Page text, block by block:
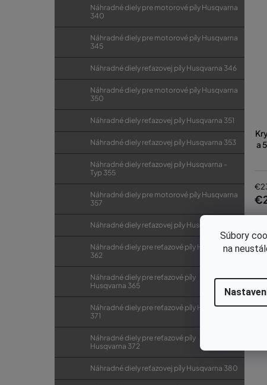
Súbory
na
Náhradné diely pre motorové píly Husqvarna
340
Náhradné diely pre motorové píly Husqvarna
345
Náhradné diely reťazovej píly Husqvarna 346
Náhradné diely pre motorové píly Husqvarna
350
Náhradné diely reťazovej píly Husqvarna 351
Náhradné diely reťazovej píly Husqvarna 353
Náhradné diely reťazovej píly Husqvarna -
Typ 355
Náhradné diely pre motorové píly Husqvarna
357
Náhradné diely reťazovej píly Husqvarna 359
Náhradné diely pre reťazové píly Husqvarna
362
Náhradné diely pre reťazové píly
Husqvarna 365
Náhradné diely pre reťazové píly Husqvarna
371
Náhradné diely pre reťazové píly
Husqvarna 372
Náhradné diely reťazovej píly Husqvarna 380
a